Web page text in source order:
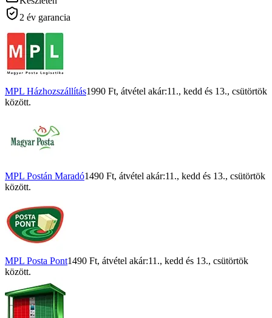
2 év garancia
MPL Házhozszállítás1990 Ft, átvétel akár:11., kedd és 13., csütörtök
között.
MPL Postán Maradó1490 Ft, átvétel akár:11., kedd és 13., csütörtök
között.
MPL Posta Pont1490 Ft, átvétel akár:11., kedd és 13., csütörtök
között.